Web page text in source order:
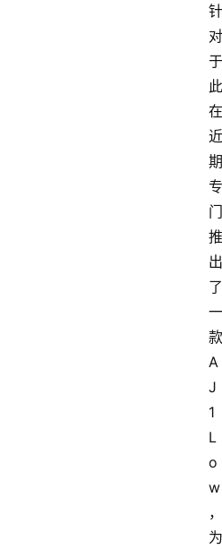
针
对
于
此
在
近
期
专
门
推
出
了
一
款
A
J
1
L
o
w
，
为